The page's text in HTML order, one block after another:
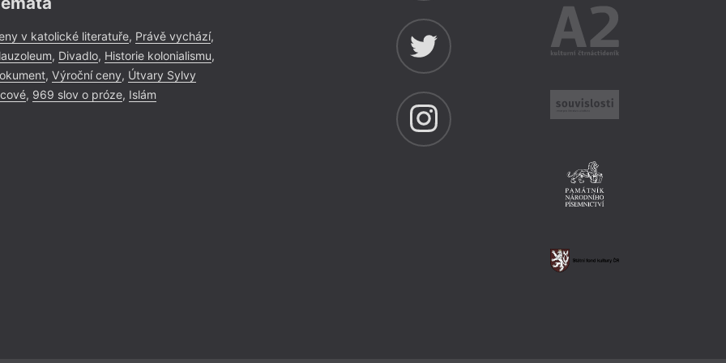
v katolické literatuře, Právě vychází,
, Divadlo, Historie kolonialismu,
, Výroční ceny, Útvary Sylvy
, 969 slov o próze, Islám